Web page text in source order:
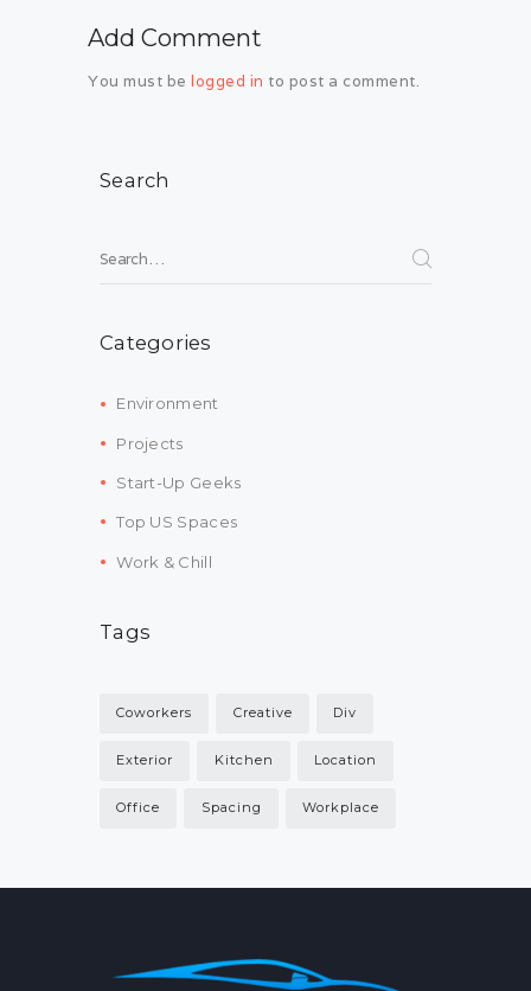
Add Comment
You must be logged in to post a comment.
Search
Categories
Environment
Projects
Start-Up Geeks
Top US Spaces
Work & Chill
Tags
Coworkers Creative Div
Exterior Kitchen Location
Office Spacing Workplace